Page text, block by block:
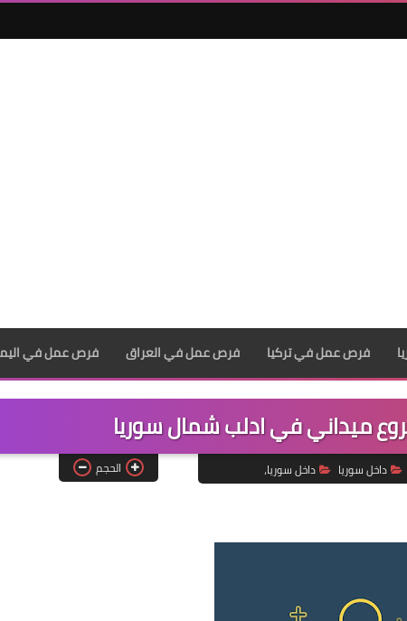
فرص عمل في تركيا فرص عمل في العراق فرص عمل في
ميداني في ادلب شمال سوريا
داخل سوريا داخل سوريا، الحجم